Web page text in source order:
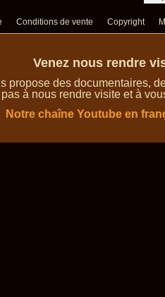
Conditions de vente Copyright
Venez nous rendre
propose des documentaires,
à nous rendre visite et à
Notre chaîne Youtube en